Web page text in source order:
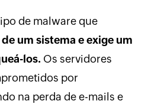
de malware que
um sistema e exige um
los. Os servidores
por
na perda de e-mails e